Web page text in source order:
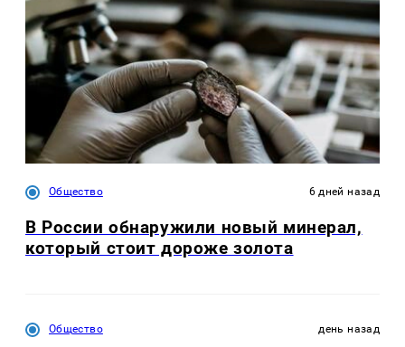
Общество 6 дней назад
В России обнаружили новый минерал,
который стоит дороже золота
Общество день назад